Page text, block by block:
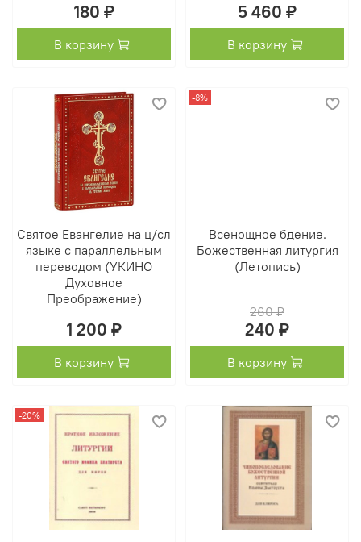
180 ₽
В корзину
5 460 ₽
В корзину
Святое Евангелие на ц/сл
языке с параллельным
переводом (УКИНО
Духовное
Преображение)
1 200 ₽
В корзину
-8%
Всенощное бдение.
Божественная литургия
(Летопись)
260 ₽
240 ₽
В корзину
-20%